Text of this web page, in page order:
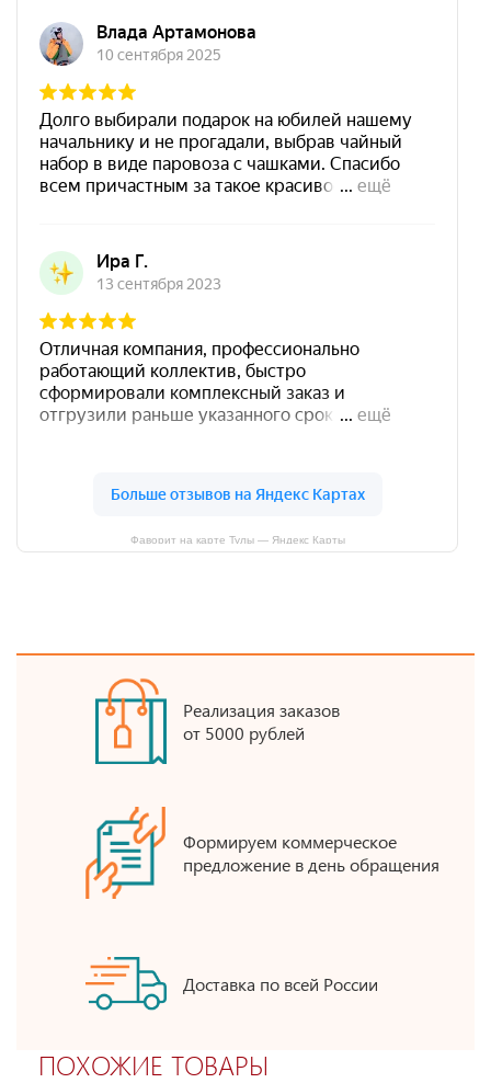
Фаворит на карте Тулы — Яндекс Карты
Реализация заказов
от 5000 рублей
Формируем коммерческое
предложение в день обращения
Доставка по всей России
ПОХОЖИЕ ТОВАРЫ